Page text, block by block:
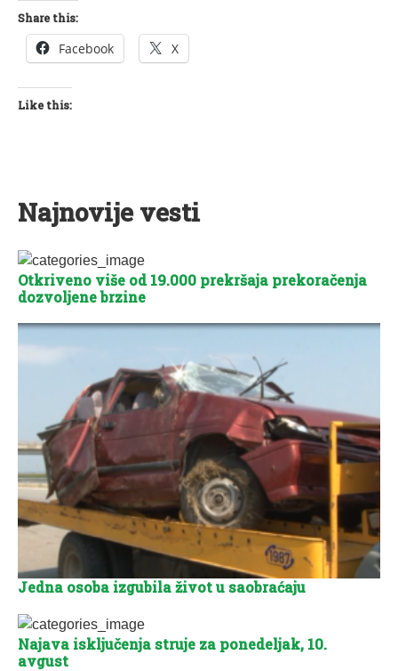
Share this:
Facebook X
Like this:
Najnovije vesti
Otkriveno više od 19.000 prekršaja prekoračenja
dozvoljene brzine
Jedna osoba izgubila život u saobraćaju
Najava isključenja struje za ponedeljak, 10.
avgust